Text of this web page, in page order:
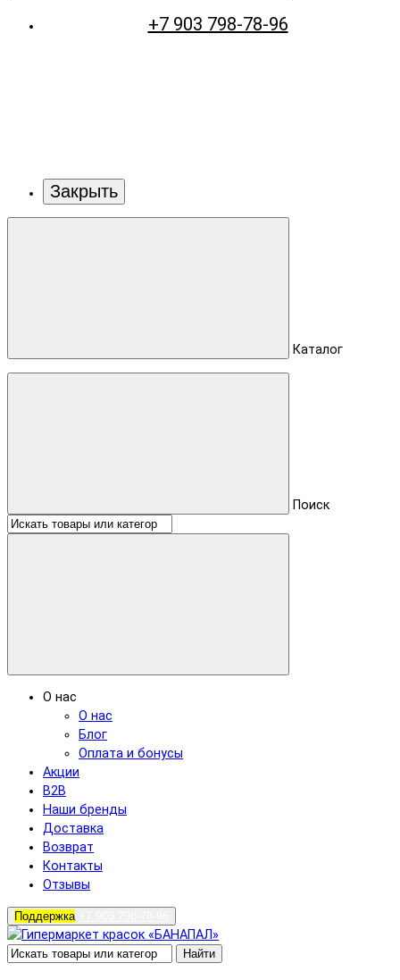
+7 903 798-78-96
Закрыть
Каталог
Поиск
О нас
О нас
Блог
Оплата и бонусы
Акции
B2B
Наши бренды
Доставка
Возврат
Контакты
Отзывы
Поддержка
Найти